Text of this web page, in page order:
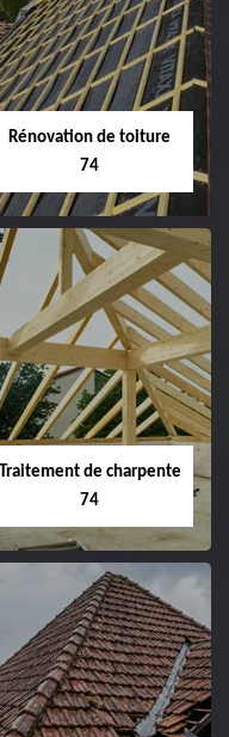
Rénovation de toiture
74
Traitement de charpente
74